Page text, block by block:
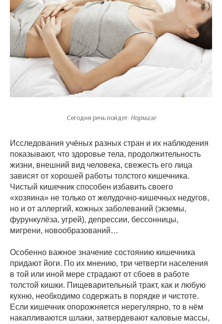
Сегодня речь пойдет: Нормазе
Исследования учёных разных стран и их наблюдения
показывают, что здоровье тела, продолжительность
жизни, внешний вид человека, свежесть его лица
зависят от хорошей работы толстого кишечника.
Чистый кишечник способен избавить своего
«хозяина» не только от желудочно-кишечных недугов,
но и от аллергий, кожных заболеваний (экземы,
фурункулёза, угрей), депрессии, бессонницы,
мигрени, новообразований…
Особенно важное значение состоянию кишечника
придают йоги. По их мнению, три четверти населения
в той или иной мере страдают от сбоев в работе
толстой кишки. Пищеварительный тракт, как и любую
кухню, необходимо содержать в порядке и чистоте.
Если кишечник опорожняется нерегулярно, то в нём
накапливаются шлаки, затвердевают каловые массы,